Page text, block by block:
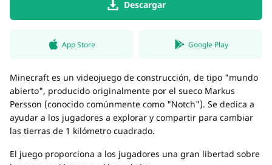
Descargar
App Store Google Play
Minecraft es un videojuego de construcción, de tipo "mundo
abierto", producido originalmente por el sueco Markus
Persson (conocido comúnmente como "Notch"). Se dedica a
ayudar a los jugadores a explorar y compartir para cambiar
las tierras de 1 kilómetro cuadrado.
El juego proporciona a los jugadores una gran libertad sobre